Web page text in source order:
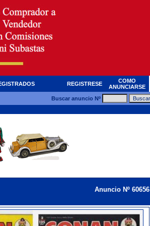
REGISTRESE
COMO
ANUNCIARSE
Buscar anuncio Nº
Anuncio Nº 60656